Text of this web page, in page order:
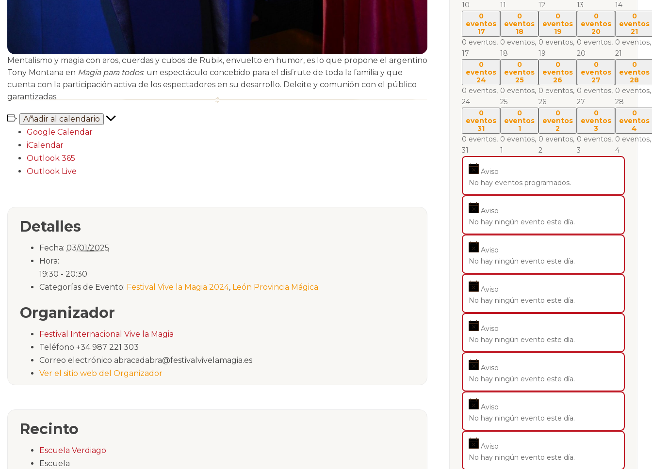
Mentalismo y magia con aros, cuerdas y cubos de Rubik, envuelto en humor, es lo que propone el argentino
Tony Montana en Magia para todos: un espectáculo concebido para el disfrute de toda la familia y que
cuenta con la participación activa de los espectadores en su desarrollo. Deleite y comunión con el público
garantizadas.
Añadir al calendario
Google Calendar
iCalendar
Outlook 365
Outlook Live
Detalles
Fecha: 03/01/2025
Hora:
19:30 - 20:30
Categorías de Evento: Festival Vive la Magia 2024, León Provincia Mágica
Organizador
Festival Internacional Vive la Magia
Teléfono +34 987 221 303
Correo electrónico abracadabra@festivalvivelamagia.es
Ver el sitio web del Organizador
Recinto
Escuela Verdiago
Escuela
10
11
12
13
14
0
eventos
17
0 eventos,
17
0
eventos
18
0 eventos,
18
0
eventos
19
0 eventos,
19
0
eventos
20
0 eventos,
20
0
eventos
21
0 eventos,
21
0
eventos
24
0 eventos,
24
0
eventos
25
0 eventos,
25
0
eventos
26
0 eventos,
26
0
eventos
27
0 eventos,
27
0
eventos
28
0 eventos,
28
0
eventos
31
0 eventos,
31
0
eventos
1
0 eventos,
1
0
eventos
2
0 eventos,
2
0
eventos
3
0 eventos,
3
0
eventos
4
0 eventos,
4
Aviso
No hay eventos programados.
Aviso
No hay ningún evento este día.
Aviso
No hay ningún evento este día.
Aviso
No hay ningún evento este día.
Aviso
No hay ningún evento este día.
Aviso
No hay ningún evento este día.
Aviso
No hay ningún evento este día.
Aviso
No hay ningún evento este día.